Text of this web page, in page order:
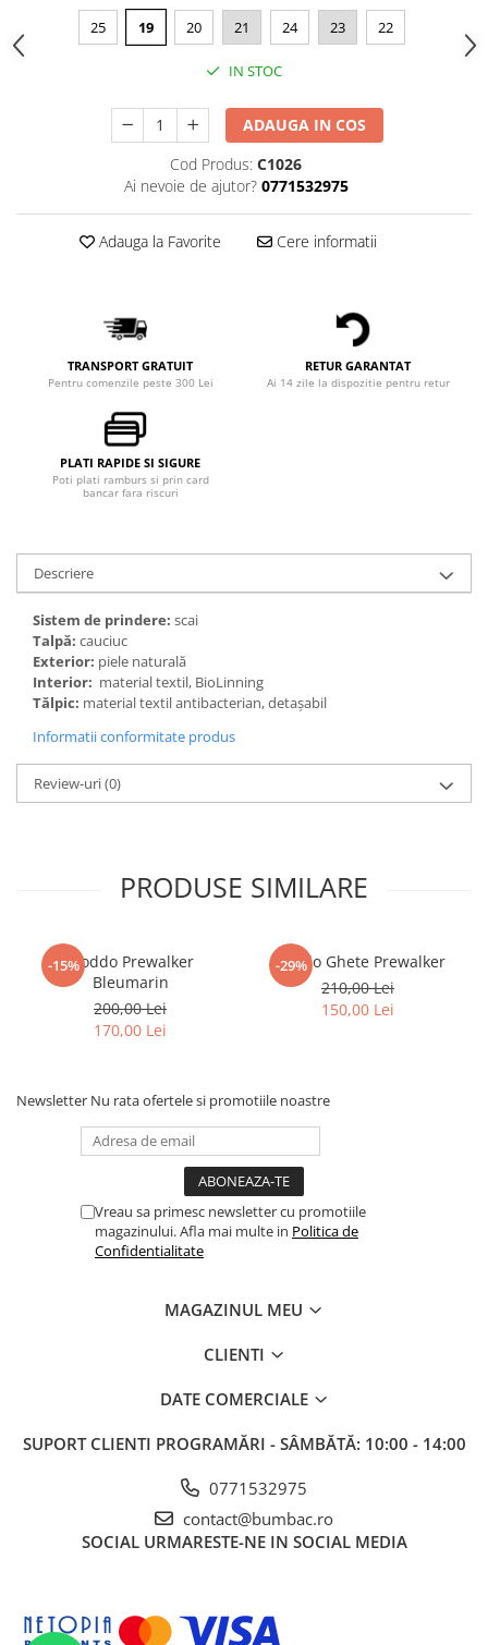
25 19 20 21 24 23 22
IN STOC
ADAUGA IN COS
Cod Produs: C1026
Ai nevoie de ajutor? 0771532975
Adauga la Favorite Cere informatii
TRANSPORT GRATUIT
Pentru comenzile peste 300 Lei
RETUR GARANTAT
Ai 14 zile la dispozitie pentru retur
PLATI RAPIDE SI SIGURE
Poti plati ramburs si prin card
bancar fara riscuri
Descriere
Sistem de prindere: scai
Talpă: cauciuc
Exterior: piele naturală
Interior: material textil, BioLinning
Tălpic: material textil antibacterian, detaşabil
Informatii conformitate produs
Review-uri(0)
PRODUSE SIMILARE
-15%Froddo Prewalker
Bleumarin
200,00 Lei
170,00 Lei
-29%
Froddo Ghete Prewalker
210,00 Lei
150,00 Lei
Newsletter Nu rata ofertele si promotiile noastre
Vreau sa primesc newsletter cu promotiile
magazinului. Afla mai multe in Politica de
Confidentialitate
MAGAZINUL MEU
CLIENTI
DATE COMERCIALE
SUPORT CLIENTI PROGRAMĂRI - SÂMBĂTĂ: 10:00 - 14:00
0771532975
contact@bumbac.ro
SOCIAL URMARESTE-NE IN SOCIAL MEDIA